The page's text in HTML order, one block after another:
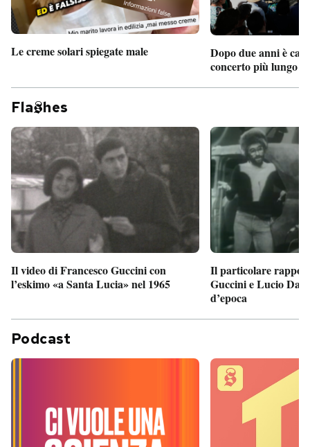
SHOP
AREA PERSONALE
Entra
Le creme solari spiegate male
Dopo due anni è
concerto più lungo
Fla hes
Il video di Francesco Guccini con
l’eskimo «a Santa Lucia» nel 1965
Il particolare
Guccini e Lucio
d’epoca
Podcast